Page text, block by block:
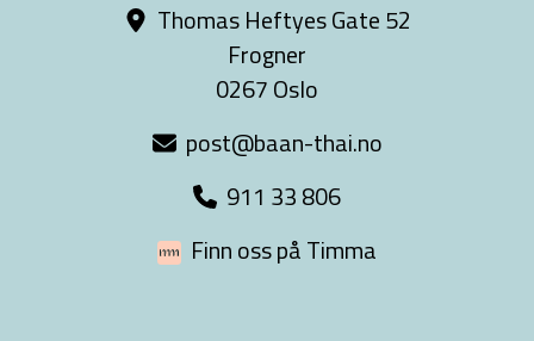
Thomas Heftyes Gate 52
Frogner
0267 Oslo
post@baan-thai.no
911 33 806
Finn oss på Timma